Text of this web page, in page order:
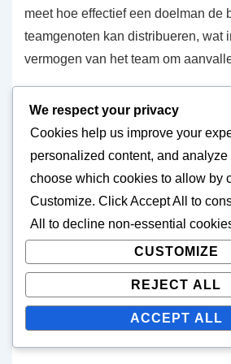
meet hoe effectief een doelman de
teamgenoten kan distribueren, wat
vermogen van het team om
Hoge distributieprecisie helpt niet
behouden van balbezit, maar ook
tegenaanvallen. Doelmannen die
gebied worden vaak gezien als
achterhoede, wat bijdraagt aan de
van hun team. Coaches waarderen
nauwkeurige passes kunnen
de uitkomsten van wedstrijden
Overzicht van toernooi
We respect your privacy
Cookies help us improve your
personalized content, and analyze
choose which cookies to allow by
Customize. ClickAccept All to
All
to decline non-essential
CUSTOMIZE
REJECT ALL
ACCEPT ALL